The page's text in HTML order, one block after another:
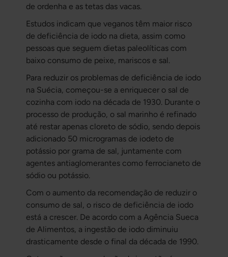
de ordenha e as tetas das vacas.
Estudos indicam que veganos têm maior risco
de deficiência de iodo na dieta, assim como
pessoas que seguem dietas paleolíticas com
baixo consumo de peixe, mariscos e sal.
Para reduzir os problemas de deficiência de iodo
na Suécia, começou-se a enriquecer o sal de
cozinha com iodo na década de 1930. Durante o
processo de produção, o sal marinho é refinado
até restar apenas cloreto de sódio, sendo depois
adicionado 50 microgramas de iodeto de
potássio por grama de sal, juntamente com
agentes antiaglomerantes como ferrocianeto de
sódio ou potássio.
Com o aumento da recomendação de reduzir o
consumo de sal, o risco de deficiência de iodo
está a crescer. De acordo com a Agência Sueca
de Alimentos, a ingestão de iodo diminuiu
drasticamente desde o final da década de 1990.